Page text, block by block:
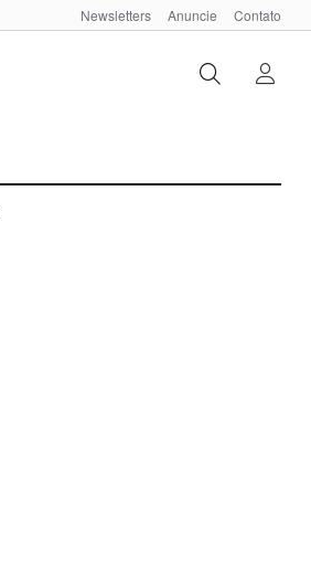
Newsletters Anuncie Contato